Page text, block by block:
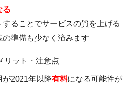
る
ることでサービスの質を上げる
の準備も少なく済みます
リット・注意点
が2021年以降有料になる可能性が